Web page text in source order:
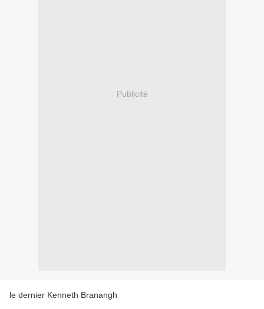
Publicité
le dernier Kenneth Branangh